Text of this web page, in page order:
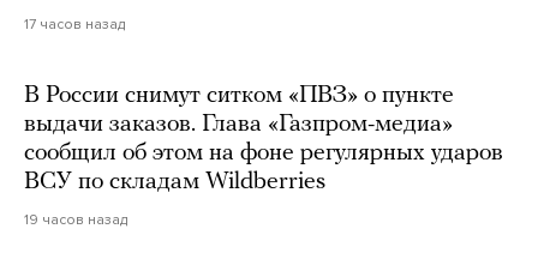
17 часов назад
В России снимут ситком «ПВЗ» о пункте
выдачи заказов. Глава «Газпром-медиа»
сообщил об этом на фоне регулярных ударов
ВСУ по складам Wildberries
19 часов назад